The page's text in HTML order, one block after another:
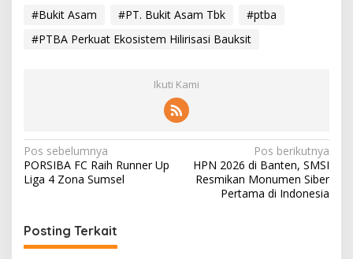
#Bukit Asam #PT. Bukit Asam Tbk
#ptba
#PTBA Perkuat Ekosistem Hilirisasi Bauksit
Ikuti Kami
N
a
i
g
Pos sebelumnya
PORSIBA FC Raih Runner Up
Liga 4 Zona Sumsel
Pos berikutnya
HPN 2026 di Banten, SMSI
Resmikan Monumen Siber
Pertama di Indonesia
Posting Terkait